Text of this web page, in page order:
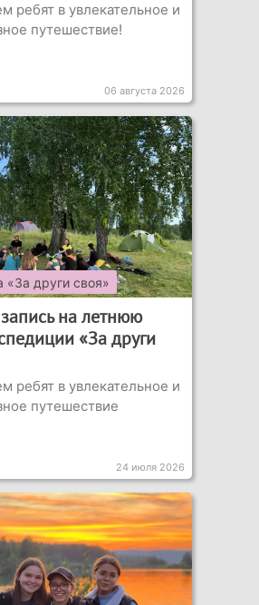
ребят в увлекательное и
путешествие!
06 августа 2026
други своя»
на летнюю
«За други
ребят в увлекательное и
путешествие
24 июля 2026